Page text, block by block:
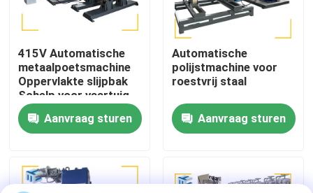
Neem contact met ons op
Nieuws
Gevallen
Tankpoetsmachine
415V Automatische
metaalpoetsmachine
Oppervlakte slijpbak
Schelp voor vaartuig
Aanvraag sturen
Automatische
polijstmachine voor
roestvrij staal
Aanvraag sturen